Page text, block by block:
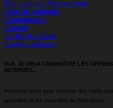
Mon compte Mon compte
Liste de souhaits
Commandes
Chariot
Sortie de caisse
Cartes cadeaux
OUI, JE VEUX CONNAÎTRE LES
INTERNES...
Inscrivez-vous pour recevoir des
spéciales et les nouvelles de l'entreprise.